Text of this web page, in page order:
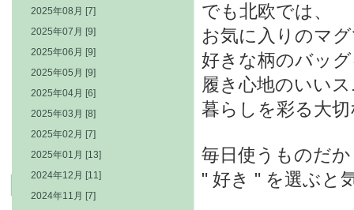
でも北欧では、
お気に入りのマ
好きな柄のバッ
履き心地のいい
暮らしを彩る大
毎日使うものだ
" 好き " を選ぶと
2025年08月 [7]
2025年07月 [9]
2025年06月 [9]
2025年05月 [9]
2025年04月 [6]
2025年03月 [8]
2025年02月 [7]
2025年01月 [13]
2024年12月 [11]
2024年11月 [7]